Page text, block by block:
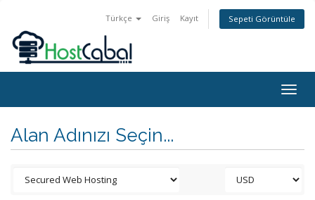
Türkçe Giriş Kayıt Sepeti Görüntüle
Alan Adınızı Seçin...